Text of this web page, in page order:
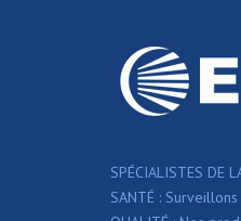
SPÉCIALISTES DE
SANTÉ :